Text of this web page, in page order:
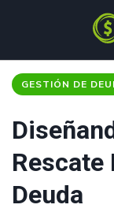
GESTIÓN DE
Rescate
Deuda